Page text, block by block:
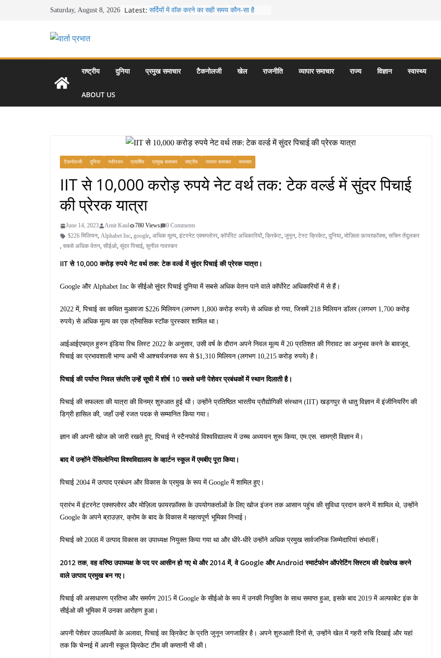
Saturday, August 8, 2026 Latest: सर्दियों में वॉक करने का सही समय कौन-सा है
भारत की सबसे खूबसूरत सड़क यात्राएँ: दार्जिलिंग
से लद्दाख तक का सफर
राष्ट्रीय दुनिया प्रमुख समाचार टैकनोलजी खेल राजनीति व्यापार समाचार राज्य विज्ञान स्वास्थ्य
ABOUT US
टैकनोलजी दुनिया नवीनतम प्रदर्शित प्रमुख समाचार राष्ट्रीय व्यापार समाचार समाचार
IIT से 10,000 करोड़ रुपये नेट वर्थ तक: टेक वर्ल्ड में सुंदर पिचाई
की प्रेरक यात्रा
June 14, 2023 Amit Kaul 780 Views
0 Comments
$226 मिलियन, Alphabet Inc, google, अधिक मूल्य, इंटरनेट एक्सप्लोरर, कॉर्पोरेट अधिकारियों, क्रिकेट, जुनून, टेस्ट क्रिकेट, दुनिया, मोज़िला फ़ायरफ़ॉक्स, सचिन तेंदुलकर
, सबसे अधिक वेतन, सीईओ, सुंदर पिचाई, सुनील गावस्कर
IIT से 10,000 करोड़ रुपये नेट वर्थ तक: टेक वर्ल्ड में सुंदर पिचाई की प्रेरक यात्रा।
Google और Alphabet Inc के सीईओ सुंदर पिचाई दुनिया में सबसे अधिक वेतन पाने वाले कॉर्पोरेट अधिकारियों में से हैं।
2022 में, पिचाई का कथित मुआवजा $226 मिलियन (लगभग 1,800 करोड़ रुपये) से अधिक हो गया, जिसमें 218 मिलियन डॉलर (लगभग 1,700 करोड़
रुपये) से अधिक मूल्य का एक त्रैमासिक स्टॉक पुरस्कार शामिल था।
आईआईएफएल हुरुन इंडिया रिच लिस्ट 2022 के अनुसार, उसी वर्ष के दौरान अपने निवल मूल्य में 20 प्रतिशत की गिरावट का अनुभव करने के बावजूद,
पिचाई का प्रभावशाली भाग्य अभी भी आश्चर्यजनक रूप से $1,310 मिलियन (लगभग 10,215 करोड़ रुपये) है।
पिचाई की पर्याप्त निवल संपत्ति उन्हें सूची में शीर्ष 10 सबसे धनी पेशेवर प्रबंधकों में स्थान दिलाती है।
पिचाई की सफलता की यात्रा की विनम्र शुरुआत हुई थी। उन्होंने प्रतिष्ठित भारतीय प्रौद्योगिकी संस्थान (IIT) खड़गपुर से धातु विज्ञान में इंजीनियरिंग की
डिग्री हासिल की, जहाँ उन्हें रजत पदक से सम्मानित किया गया।
ज्ञान की अपनी खोज को जारी रखते हुए, पिचाई ने स्टैनफोर्ड विश्वविद्यालय में उच्च अध्ययन शुरू किया, एम.एस. सामग्री विज्ञान में।
बाद में उन्होंने पेंसिल्वेनिया विश्वविद्यालय के व्हार्टन स्कूल में एमबीए पूरा किया।
पिचाई 2004 में उत्पाद प्रबंधन और विकास के प्रमुख के रूप में Google में शामिल हुए।
प्रारंभ में इंटरनेट एक्सप्लोरर और मोज़िला फ़ायरफ़ॉक्स के उपयोगकर्ताओं के लिए खोज इंजन तक आसान पहुंच की सुविधा प्रदान करने में शामिल थे, उन्होंने
Google के अपने ब्राउज़र, क्रोम के बाद के विकास में महत्वपूर्ण भूमिका निभाई।
पिचाई को 2008 में उत्पाद विकास का उपाध्यक्ष नियुक्त किया गया था और धीरे-धीरे उन्होंने अधिक प्रमुख सार्वजनिक जिम्मेदारियां संभालीं।
2012 तक, वह वरिष्ठ उपाध्यक्ष के पद पर आसीन हो गए थे और 2014 में, वे Google और Android स्मार्टफोन ऑपरेटिंग सिस्टम की देखरेख करने
वाले उत्पाद प्रमुख बन गए।
पिचाई की असाधारण प्रतिभा और समर्पण 2015 में Google के सीईओ के रूप में उनकी नियुक्ति के साथ समाप्त हुआ, इसके बाद 2019 में अल्फाबेट इंक के
सीईओ की भूमिका में उनका आरोहण हुआ।
अपनी पेशेवर उपलब्धियों के अलावा, पिचाई का क्रिकेट के प्रति जुनून जगजाहिर है। अपने शुरुआती दिनों से, उन्होंने खेल में गहरी रुचि दिखाई और यहां
तक कि चेन्नई में अपनी स्कूल क्रिकेट टीम की कप्तानी भी की।